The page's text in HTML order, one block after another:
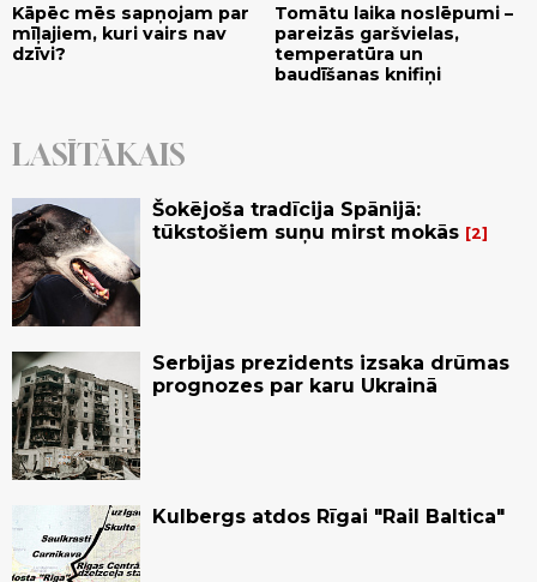
Kāpēc mēs sapņojam par
mīļajiem, kuri vairs nav
dzīvi?
Tomātu laika noslēpumi –
pareizās garšvielas,
temperatūra un
baudīšanas knifiņi
LASĪTĀKAIS
Šokējoša tradīcija Spānijā:
tūkstošiem suņu mirst mokās
2
Serbijas prezidents izsaka drūmas
prognozes par karu Ukrainā
Kulbergs atdos Rīgai "Rail Baltica"